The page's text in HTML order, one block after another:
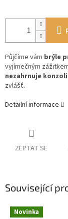
Půjčíme vám brýle
vyjímečným
nezahrnuje konzoli
zvlášť.
Detailní informace
ZEPTAT SE
Související
Novinka